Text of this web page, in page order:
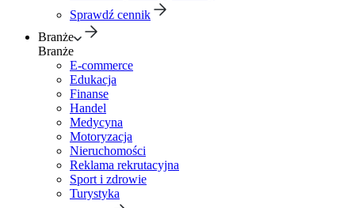
Sprawdź cennik
Branże
Branże
E-commerce
Edukacja
Finanse
Handel
Medycyna
Motoryzacja
Nieruchomości
Reklama rekrutacyjna
Sport i zdrowie
Turystyka